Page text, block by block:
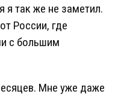
я так же не заметил.
России, где
с большим
Мне уже даже